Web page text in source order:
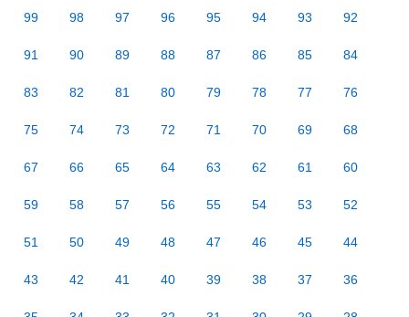
99 98 97 96 95 94 93 92
91 90 89 88 87 86 85 84
83 82 81 80 79 78 77 76
75 74 73 72 71 70 69 68
67 66 65 64 63 62 61 60
59 58 57 56 55 54 53 52
51 50 49 48 47 46 45 44
43 42 41 40 39 38 37 36